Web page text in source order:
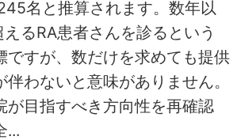
名と推算されます。数年以
るRA患者さんを診るという
ですが、数だけを求めても提供
わないと意味がありません。
目指すべき方向性を再確認
...